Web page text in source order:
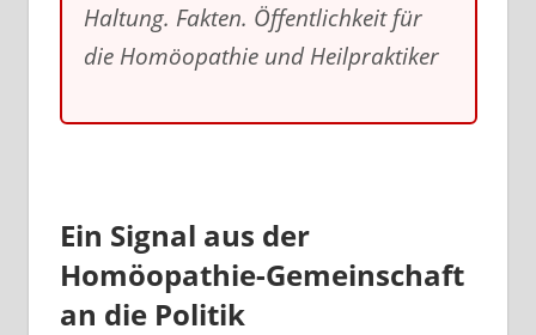
Haltung. Fakten. Öffentlichkeit für
die Homöopathie und Heilpraktiker
Ein Signal aus der
Homöopathie-Gemeinschaft
an die Politik